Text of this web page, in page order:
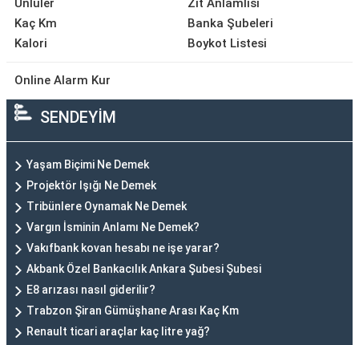
Ünlüler
Kaç Km
Kalori
Zıt Anlamlısı
Banka Şubeleri
Boykot Listesi
Online Alarm Kur
SENDEYİM
Yaşam Biçimi Ne Demek
Projektör Işığı Ne Demek
Tribünlere Oynamak Ne Demek
Vargın İsminin Anlamı Ne Demek?
Vakıfbank kovan hesabı ne işe yarar?
Akbank Özel Bankacılık Ankara Şubesi Şubesi
E8 arızası nasıl giderilir?
Trabzon Şiran Gümüşhane Arası Kaç Km
Renault ticari araçlar kaç litre yağ?